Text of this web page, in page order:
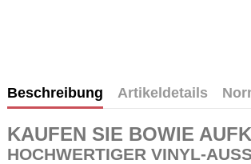
Beschreibung Artikeldetails
KAUFEN SIE BOWIE
HOCHWERTIGER VINYL-